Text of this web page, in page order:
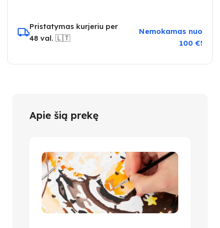
Pristatymas kurjeriu per
48 val. 🇱🇹
Nemokamas nuo
100 €!
Apie šią prekę